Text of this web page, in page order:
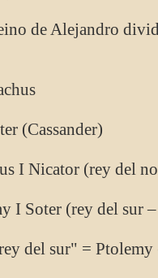
dividido
(Cassander)
Nicator (rey del
Soter (rey del sur
= Ptolemy